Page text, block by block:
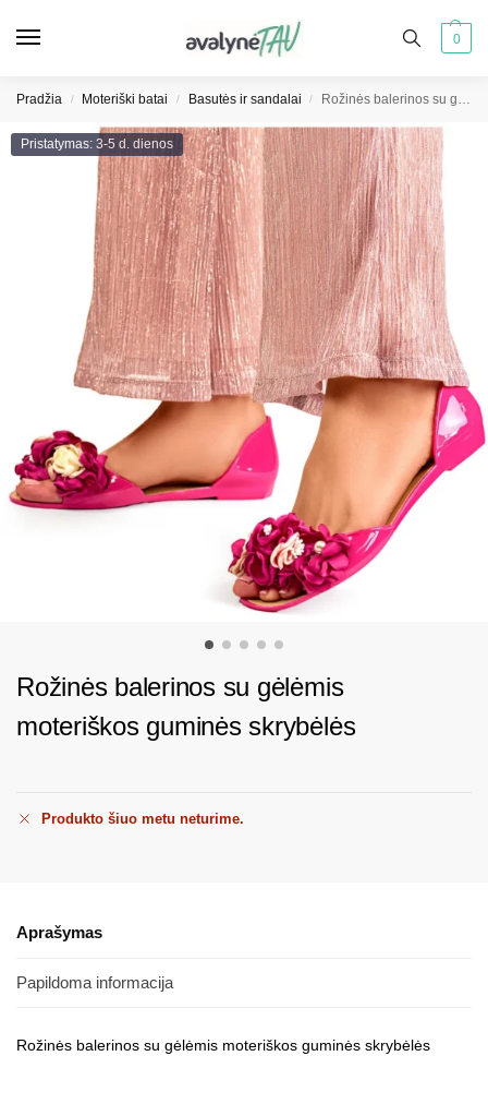
0
Pradžia / Moteriški batai / Basutės ir sandalai / Rožinės balerinos su gėlėmis moteriškos guminės skrybėlės
Pristatymas: 3-5 d. dienos
Rožinės balerinos su gėlėmis
moteriškos guminės skrybėlės
Produkto šiuo metu neturime.
Aprašymas
Papildoma informacija
Rožinės balerinos su gėlėmis moteriškos guminės skrybėlės